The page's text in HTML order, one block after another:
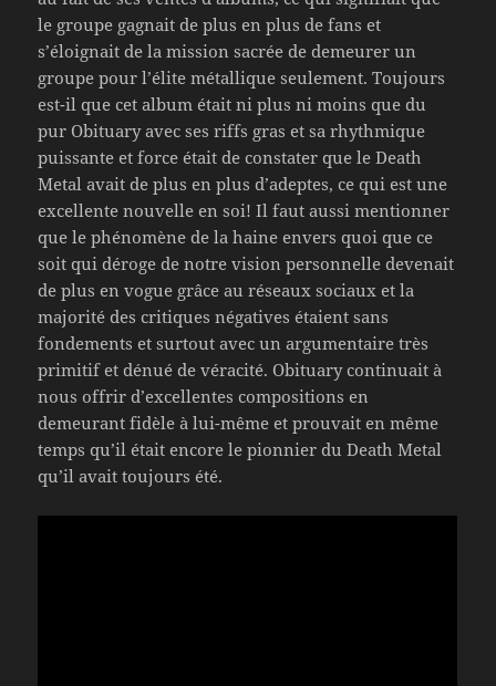
le groupe gagnait de plus en plus de fans et
s’éloignait de la mission sacrée de demeurer un
groupe pour l’élite métallique seulement. Toujours
est-il que cet album était ni plus ni moins que du
pur Obituary avec ses riffs gras et sa rhythmique
puissante et force était de constater que le Death
Metal avait de plus en plus d’adeptes, ce qui est une
excellente nouvelle en soi! Il faut aussi mentionner
que le phénomène de la haine envers quoi que ce
soit qui déroge de notre vision personnelle devenait
de plus en vogue grâce au réseaux sociaux et la
majorité des critiques négatives étaient sans
fondements et surtout avec un argumentaire très
primitif et dénué de véracité. Obituary continuait à
nous offrir d’excellentes compositions en
demeurant fidèle à lui-même et prouvait en même
temps qu’il était encore le pionnier du Death Metal
qu’il avait toujours été.